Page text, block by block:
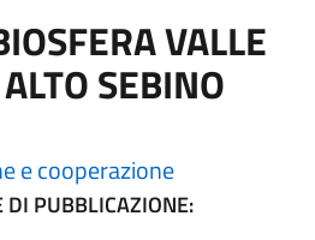
VALLE
SEBINO
e cooperazione
DI PUBBLICAZIONE: